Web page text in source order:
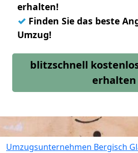
erhalten!
✓ Finden Sie das beste
Umzug!
blitzschnell
erhalten
Umzugsunternehmen Bergisch